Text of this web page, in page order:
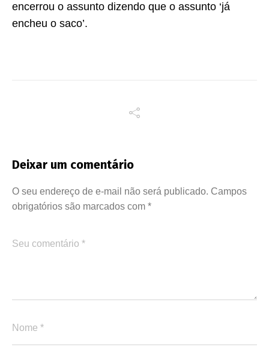
encerrou o assunto dizendo que o assunto ‘já
encheu o saco’.
Deixar um comentário
O seu endereço de e-mail não será publicado. Campos
obrigatórios são marcados com *